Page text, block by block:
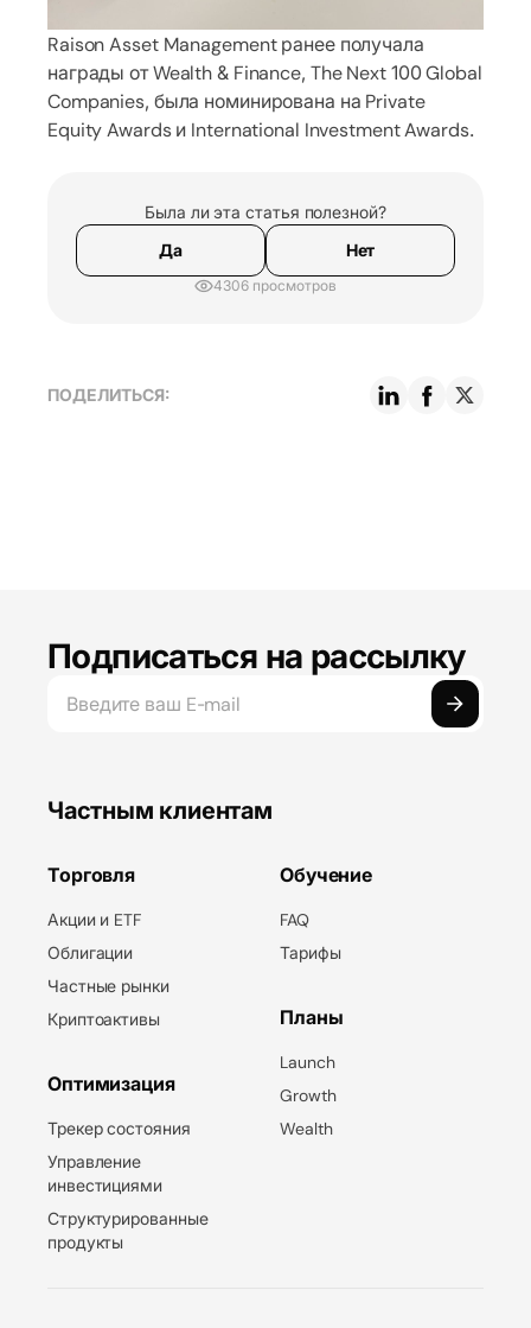
Raison Asset Management ранее получала
награды от Wealth & Finance, The Next 100 Global
Companies, была номинирована на Private
Equity Awards и International Investment Awards.
Была ли эта статья полезной?
Да
Нет
4306 просмотров
ПОДЕЛИТЬСЯ:
Подписаться на рассылку
Частным клиентам
Торговля
Акции и ETF
Облигации
Частные рынки
Криптоактивы
Оптимизация
Трекер состояния
Управление
инвестициями
Структурированные
продукты
Обучение
FAQ
Тарифы
Планы
Launch
Growth
Wealth